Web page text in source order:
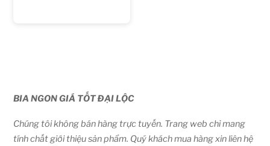
BIA NGON GIÁ TỐT ĐẠI LỘC
Chúng tôi không bán hàng trực tuyến. Trang web chỉ mang
tính chất giới thiệu sản phẩm. Quý khách mua hàng xin liên hệ